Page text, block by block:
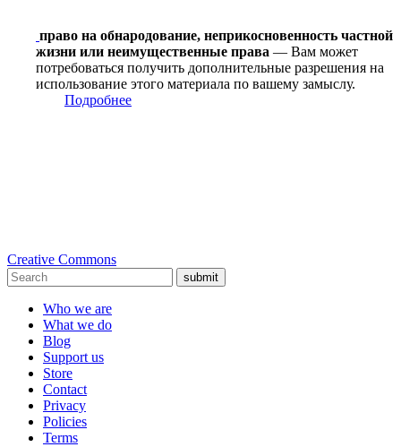
право на обнародование, неприкосновенность частной
жизни или неимущественные права — Вам может
потребоваться получить дополнительные разрешения на
использование этого материала по вашему замыслу.
Подробнее
Creative Commons
submit
Who we are
What we do
Blog
Support us
Store
Contact
Privacy
Policies
Terms